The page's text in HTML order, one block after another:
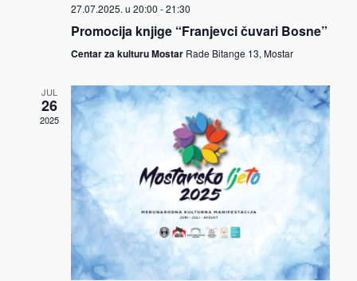
27.07.2025. u 20:00 -21:30
Promocija knjige “Franjevci čuvari Bosne”
Centar za kulturu Mostar Rade Bitange 13, Mostar
JUL
26
2025